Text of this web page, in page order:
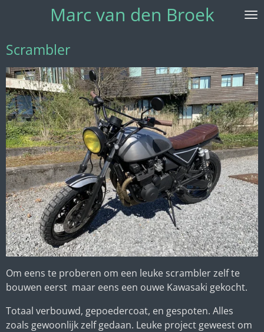
de
hoofdinhoud
Marc van den Broek
Scrambler
Om eens te proberen om een leuke scrambler zelf te
bouwen eerst maar eens een ouwe Kawasaki gekocht.
Totaal verbouwd, gepoedercoat, en gespoten. Alles
zoals gewoonlijk zelf gedaan. Leuke project geweest om